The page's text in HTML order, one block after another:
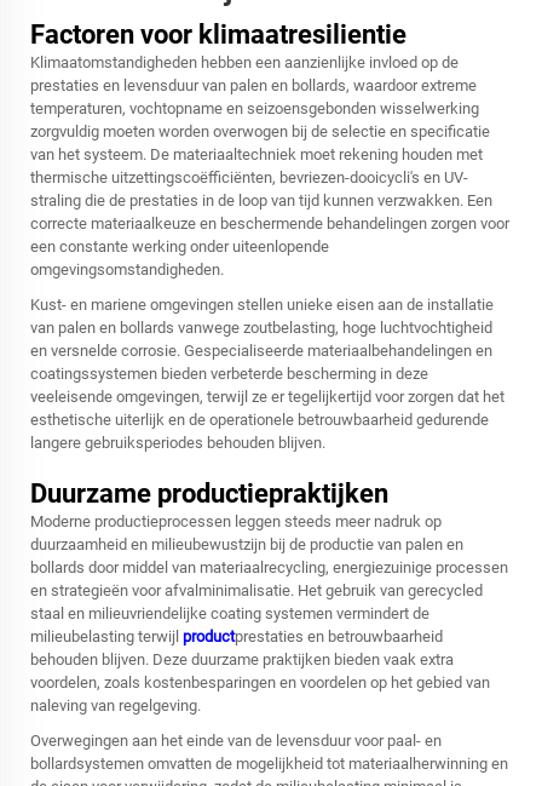
Factoren voor klimaatresilientie
Klimaatomstandigheden hebben een aanzienlijke invloed op de
prestaties en levensduur van palen en bollards, waardoor extreme
temperaturen, vochtopname en seizoensgebonden wisselwerking
zorgvuldig moeten worden overwogen bij de selectie en specificatie
van het systeem. De materiaaltechniek moet rekening houden met
thermische uitzettingscoëfficiënten, bevriezen-dooicycli's en UV-
straling die de prestaties in de loop van tijd kunnen verzwakken. Een
correcte materiaalkeuze en beschermende behandelingen zorgen voor
een constante werking onder uiteenlopende
omgevingsomstandigheden.
Kust- en mariene omgevingen stellen unieke eisen aan de installatie
van palen en bollards vanwege zoutbelasting, hoge luchtvochtigheid
en versnelde corrosie. Gespecialiseerde materiaalbehandelingen en
coatingssystemen bieden verbeterde bescherming in deze
veeleisende omgevingen, terwijl ze er tegelijkertijd voor zorgen dat het
esthetische uiterlijk en de operationele betrouwbaarheid gedurende
langere gebruiksperiodes behouden blijven.
Duurzame productiepraktijken
Moderne productieprocessen leggen steeds meer nadruk op
duurzaamheid en milieubewustzijn bij de productie van palen en
bollards door middel van materiaalrecycling, energiezuinige processen
en strategieën voor afvalminimalisatie. Het gebruik van gerecycled
staal en milieuvriendelijke coating systemen vermindert de
milieubelasting terwijl productprestaties en betrouwbaarheid
behouden blijven. Deze duurzame praktijken bieden vaak extra
voordelen, zoals kostenbesparingen en voordelen op het gebied van
naleving van regelgeving.
Overwegingen aan het einde van de levensduur voor paal- en
bollardsystemen omvatten de mogelijkheid tot materiaalherwinning en